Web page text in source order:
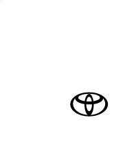
店舗トップ